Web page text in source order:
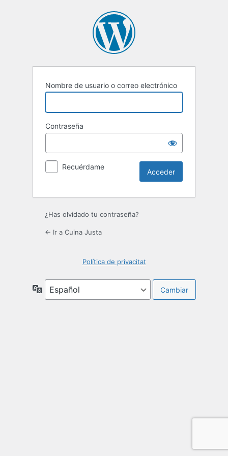
Nombre de usuario o correo electrónico
Contraseña
Recuérdame
¿Has olvidado tu contraseña?
← Ir a Cuina Justa
Política de privacitat
Idioma